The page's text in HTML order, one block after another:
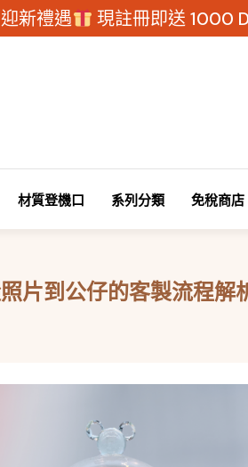
迎新禮遇 現註冊即送 1000
材質登機口 系列分類 免稅商店
片到公仔的客製流程解